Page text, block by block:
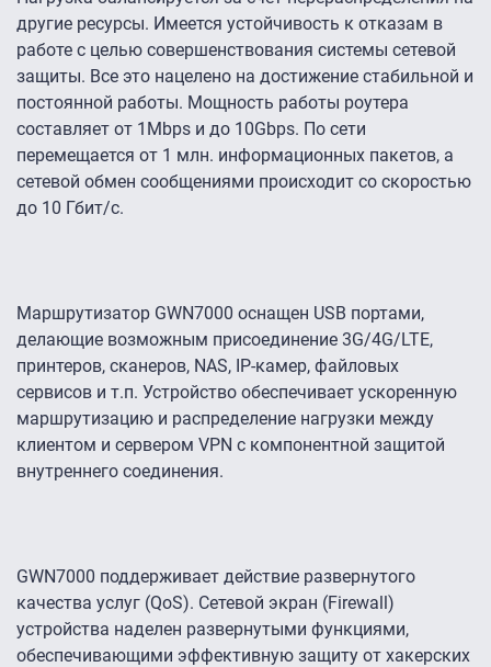
другие ресурсы. Имеется устойчивость к отказам в
работе с целью совершенствования системы сетевой
защиты. Все это нацелено на достижение стабильной и
постоянной работы. Мощность работы роутера
составляет от 1Mbps и до 10Gbps. По сети
перемещается от 1 млн. информационных пакетов, а
сетевой обмен сообщениями происходит со скоростью
до 10 Гбит/с.
Маршрутизатор GWN7000 оснащен USB портами,
делающие возможным присоединение 3G/4G/LTE,
принтеров, сканеров, NAS, IP-камер, файловых
сервисов и т.п. Устройство обеспечивает ускоренную
маршрутизацию и распределение нагрузки между
клиентом и сервером VPN с компонентной защитой
внутреннего соединения.
GWN7000 поддерживает действие развернутого
качества услуг (QoS). Сетевой экран (Firewall)
устройства наделен развернутыми функциями,
обеспечивающими эффективную защиту от хакерских